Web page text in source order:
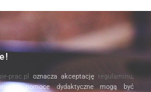
prac.pl oznacza akceptację regulaminu.
i pomoce dydaktyczne mogą być